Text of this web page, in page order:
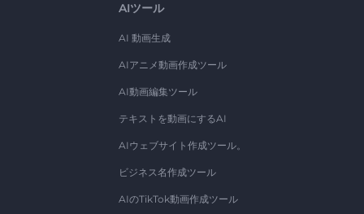
AIツール
AI 動画生成
AIアニメ動画作成ツール
AI動画編集ツール
テキストを動画にするAI
AIウェブサイト作成ツール。
ビジネス名作成ツール
AIのTikTok動画作成ツール